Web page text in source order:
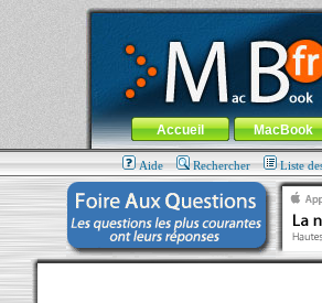
MacBook-fr.com : 100% Apple... 100% nomade !
Aller au contenu-Aller au menu
Menu général
Accueil MacBook
Aide Rechercher Liste